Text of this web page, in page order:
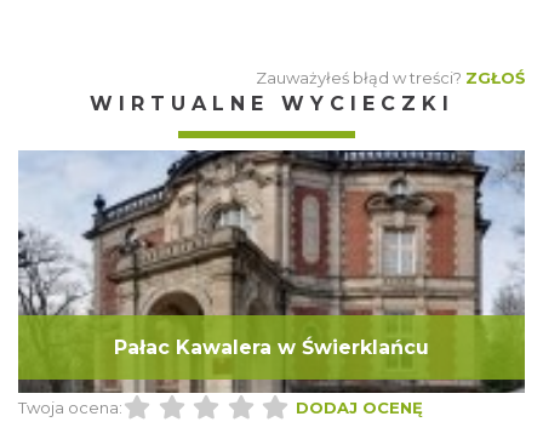
Zauważyłeś błąd w treści? ZGŁOŚ
WIRTUALNE WYCIECZKI
Pałac Kawalera w Świerklańcu
Twoja ocena: DODAJ OCENĘ